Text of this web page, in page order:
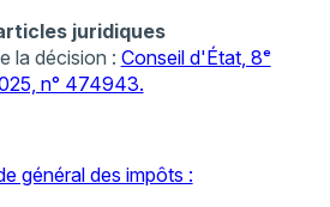
juridiques
la décision : Conseil d'État, 8ᵉ
n° 474943.​
général des impôts :